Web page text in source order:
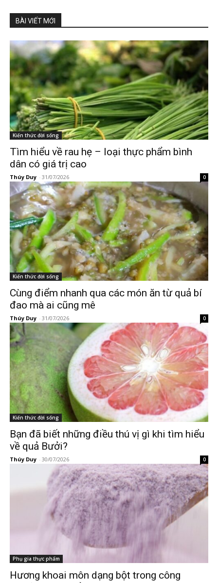
BÀI VIẾT MỚI
Kiến thức đời sống
Tìm hiểu về rau hẹ – loại thực phẩm bình
dân có giá trị cao
Thúy Duy - 31/07/2026 0
Kiến thức đời sống
Cùng điểm nhanh qua các món ăn từ quả bí
đao mà ai cũng mê
Thúy Duy - 31/07/2026 0
Kiến thức đời sống
Bạn đã biết những điều thú vị gì khi tìm hiểu
về quả Bưởi?
Thúy Duy - 30/07/2026 0
Phụ gia thực phẩm
Hương khoai môn dạng bột trong công